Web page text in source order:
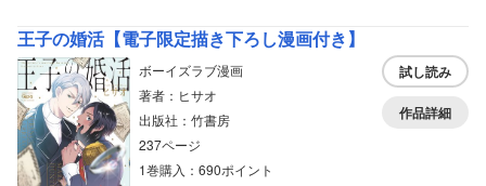
王子の婚活【電子限定描き下ろし漫画付き】
ボーイズラブ漫画
著者：ヒサオ
出版社：竹書房
237ページ
1巻購入：690ポイント
試し読み
作品詳細